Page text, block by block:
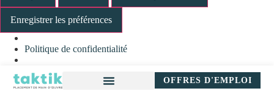
Enregistrer les préférences
Politique de confidentialité
OFFRES D'EMPLOI